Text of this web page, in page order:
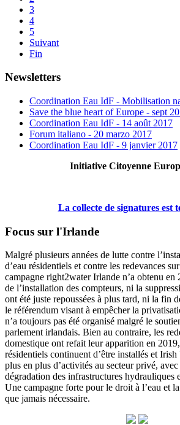
3
4
5
Suivant
Fin
Newsletters
Coordination Eau IdF - Mobilisation
Save the blue heart of Europe - sept
Coordination Eau IdF - 14 août 2017
Forum italiano - 20 marzo 2017
Coordination Eau IdF - 9 janvier 2017
Initiative Citoyenne
La collecte de signatures est
Focus sur l'Irlande
Malgré plusieurs années de lutte contre
d’eau résidentiels et contre les redevances
campagne right2water Irlande n’a obtenu
de l’installation des compteurs, ni la
ont été juste repoussées à plus tard, ni la fin
le référendum visant à empêcher la
n’a toujours pas été organisé malgré le
parlement irlandais. Bien au contraire, les
domestique ont refait leur apparition en
résidentiels continuent d’être installés et Irish
plus en plus d’activités au secteur privé,
dégradation des infrastructures hydrauliques
Une campagne forte pour le droit à l’eau et
que jamais nécessaire.